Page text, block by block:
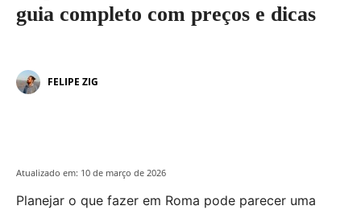
guia completo com preços e dicas
FELIPE ZIG
Atualizado em: 10 de março de 2026
Planejar o que fazer em Roma pode parecer uma